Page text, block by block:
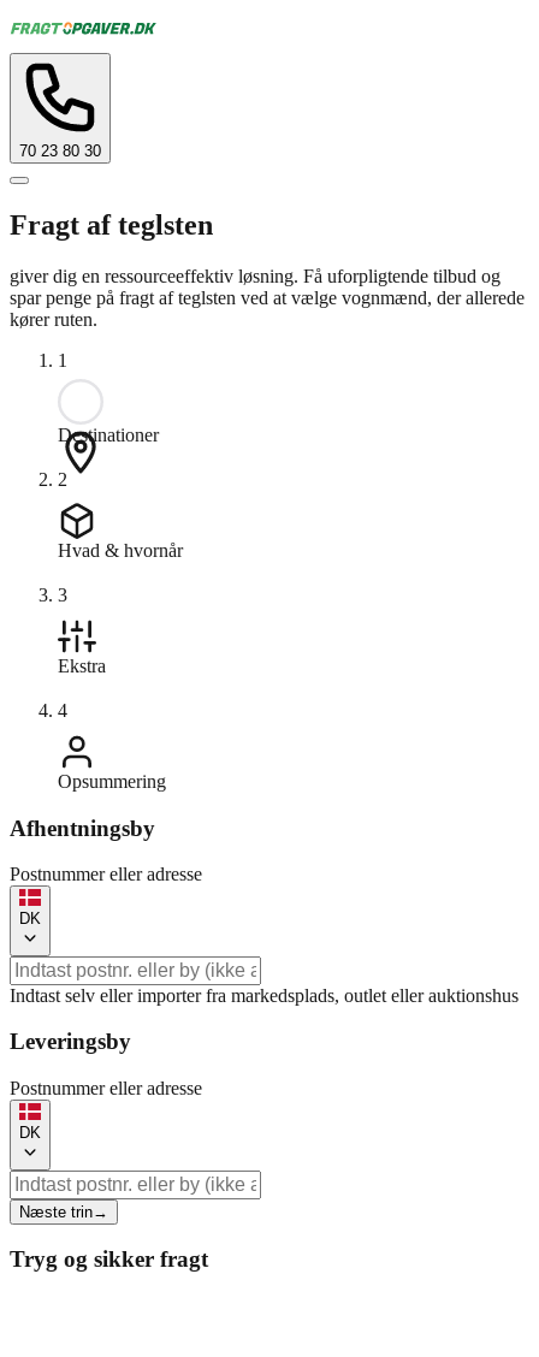
70 23 80 30
Fragt af teglsten
giver dig en ressourceeffektiv løsning. Få uforpligtende tilbud og
spar penge på fragt af teglsten ved at vælge vognmænd, der allerede
kører ruten.
1
Destinationer
2
Hvad & hvornår
3
Ekstra
4
Opsummering
Afhentningsby
Postnummer eller adresse
DK
Indtast selv eller importer fra markedsplads, outlet eller auktionshus
Leveringsby
Postnummer eller adresse
DK
Næste trin→
Tryg og sikker fragt